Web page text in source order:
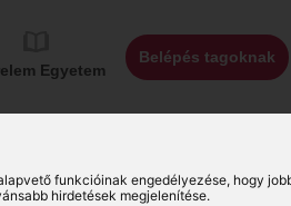
funkcióinak engedélyezése, hogy
hirdetések megjelenítése.
Egyetem
Belépés tagoknak